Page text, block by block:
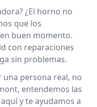
¿El horno no
que los
buen momento.
con reparaciones
sin problemas.
una persona real, no
entendemos las
y te ayudamos a